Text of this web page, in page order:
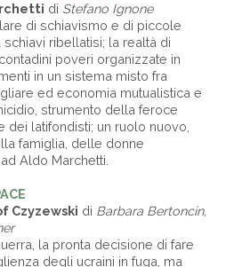
di Stefano Ignone
di schiavismo e di piccole
ribellatisi; la realtà di
poveri organizzate in
in un sistema misto fra
ed economia mutualistica e
strumento della feroce
dei latifondisti; un ruolo nuovo,
famiglia, delle donne
Aldo Marchetti.
Czyzewski di Barbara Bertoncin,
la pronta decisione di fare
degli ucraini in fuga, ma